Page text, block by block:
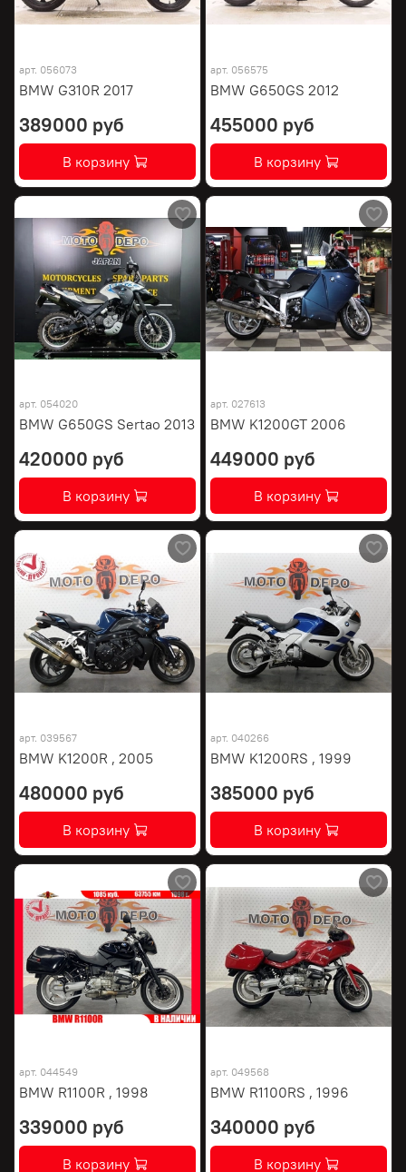
арт. 056073
BMW G310R 2017
389000 руб
В корзину
арт. 056575
BMW G650GS 2012
455000 руб
В корзину
арт. 054020
BMW G650GS Sertao 2013
420000 руб
В корзину
арт. 027613
BMW K1200GT 2006
449000 руб
В корзину
арт. 039567
BMW K1200R , 2005
480000 руб
В корзину
арт. 040266
BMW K1200RS , 1999
385000 руб
В корзину
арт. 044549
BMW R1100R , 1998
339000 руб
В корзину
арт. 049568
BMW R1100RS , 1996
340000 руб
В корзину